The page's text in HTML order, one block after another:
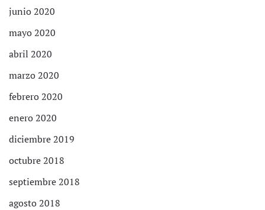
junio 2020
mayo 2020
abril 2020
marzo 2020
febrero 2020
enero 2020
diciembre 2019
octubre 2018
septiembre 2018
agosto 2018